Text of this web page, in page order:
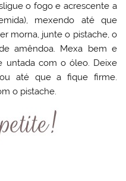
o fogo e acrescente a
mexendo até que
morna, junte o pistache, o
amêndoa. Mexa bem e
untada com o óleo. Deixe
até que a fique firme.
o pistache.